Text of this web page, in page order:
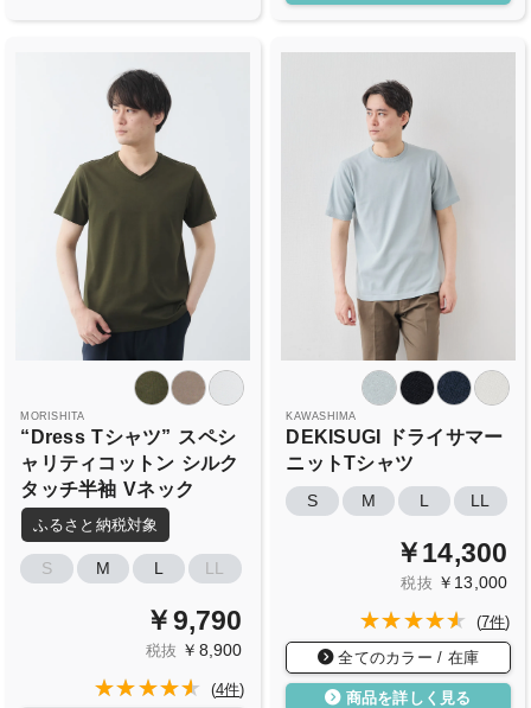
MORISHITA
“Dress Tシャツ” スペシ
ャリティコットン シルク
タッチ半袖 Vネック
ふるさと納税対象
S M L LL
￥9,790
税抜 ￥8,900
(4件)
KAWASHIMA
DEKISUGI
ドライサマー
ニットTシャツ
S M L LL
￥14,300
税抜 ￥13,000
(7件)
全てのカラー / 在庫
商品を詳しく見る